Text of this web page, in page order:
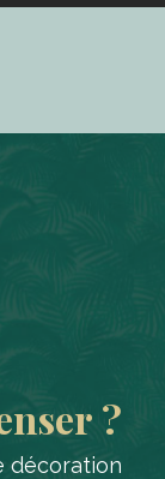
?
décoration